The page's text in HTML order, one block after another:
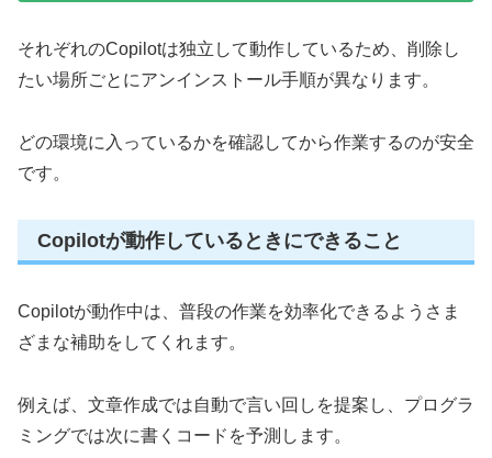
それぞれのCopilotは独立して動作しているため、削除し
たい場所ごとにアンインストール手順が異なります。
どの環境に入っているかを確認してから作業するのが安全
です。
Copilotが動作しているときにできること
Copilotが動作中は、普段の作業を効率化できるようさま
ざまな補助をしてくれます。
例えば、文章作成では自動で言い回しを提案し、プログラ
ミングでは次に書くコードを予測します。